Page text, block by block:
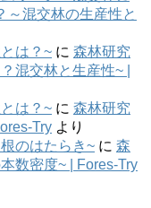
～混交林の生産性と
は？~ に 森林研究
混交林と生産性~ |
は？~ に 森林研究
Try より
のはたらき~ に 森
数密度~ | Fores-Try